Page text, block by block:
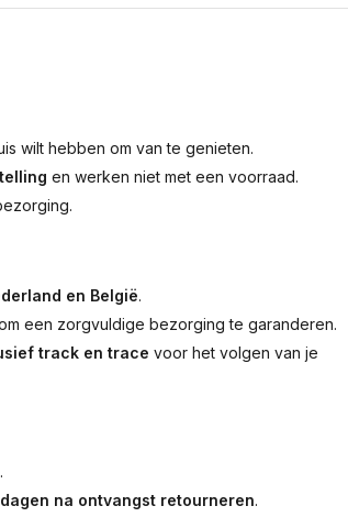
wilt hebben om van te genieten.
en werken niet met een voorraad.
en België.
een zorgvuldige bezorging te garanderen.
track en trace voor het volgen van je
na ontvangst retourneren.